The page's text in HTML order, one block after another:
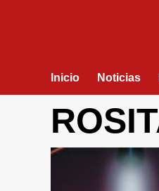
Inicio Noticias